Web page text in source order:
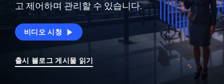
고 제어하며 관리할 수 있습니다.
비디오 시청
출시 블로그 게시물 읽기